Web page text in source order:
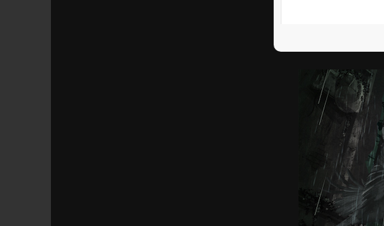
Edisound
Partager l'épisode
Facebook